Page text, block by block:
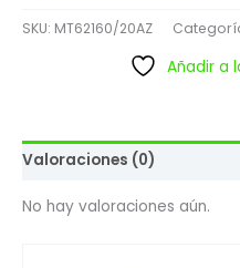
SKU: MT62160/20AZ
Añadir a
Valoraciones (0)
No hay valoraciones aún.